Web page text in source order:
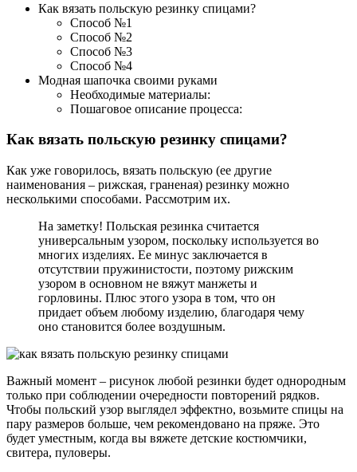
Как вязать польскую резинку спицами?
Способ №1
Способ №2
Способ №3
Способ №4
Модная шапочка своими руками
Необходимые материалы:
Пошаговое описание процесса:
Как вязать польскую резинку спицами?
Как уже говорилось, вязать польскую (ее другие
наименования – рижская, граненая) резинку можно
несколькими способами. Рассмотрим их.
На заметку! Польская резинка считается
универсальным узором, поскольку используется во
многих изделиях. Ее минус заключается в
отсутствии пружинистости, поэтому рижским
узором в основном не вяжут манжеты и
горловины. Плюс этого узора в том, что он
придает объем любому изделию, благодаря чему
оно становится более воздушным.
Важный момент – рисунок любой резинки будет однородным
только при соблюдении очередности повторений рядков.
Чтобы польский узор выглядел эффектно, возьмите спицы на
пару размеров больше, чем рекомендовано на пряже. Это
будет уместным, когда вы вяжете детские костюмчики,
свитера, пуловеры.